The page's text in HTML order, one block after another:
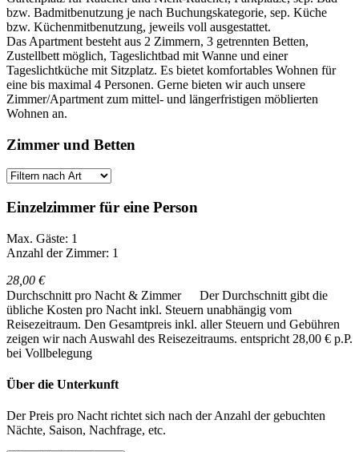
bzw. Badmitbenutzung je nach Buchungskategorie, sep. Küche
bzw. Küchenmitbenutzung, jeweils voll ausgestattet.
Das Apartment besteht aus 2 Zimmern, 3 getrennten Betten,
Zustellbett möglich, Tageslichtbad mit Wanne und einer
Tageslichtküche mit Sitzplatz. Es bietet komfortables Wohnen für
eine bis maximal 4 Personen. Gerne bieten wir auch unsere
Zimmer/Apartment zum mittel- und längerfristigen möblierten
Wohnen an.
Zimmer und Betten
Einzelzimmer für eine Person
Max. Gäste: 1
Anzahl der Zimmer: 1
28,00 €
Durchschnitt pro Nacht & Zimmer
Der Durchschnitt gibt die
übliche Kosten pro Nacht inkl. Steuern unabhängig vom
Reisezeitraum. Den Gesamtpreis inkl. aller Steuern und Gebühren
zeigen wir nach Auswahl des Reisezeitraums. entspricht 28,00 € p.P.
bei Vollbelegung
Über die Unterkunft
Der Preis pro Nacht richtet sich nach der Anzahl der gebuchten
Nächte, Saison, Nachfrage, etc.